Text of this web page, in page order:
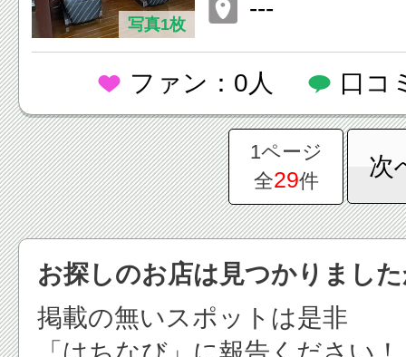
写真1枚
---
ファン：0人 口コ
1ページ
全29件
次
お探しのお店は見つかりまし
掲載の無いスポットは是非